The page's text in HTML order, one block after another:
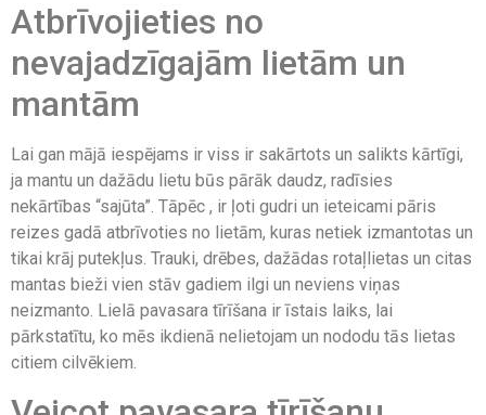
Atbrīvojieties no
nevajadzīgajām lietām un
mantām
Lai gan mājā iespējams ir viss ir sakārtots un salikts kārtīgi,
ja mantu un dažādu lietu būs pārāk daudz, radīsies
nekārtības “sajūta”. Tāpēc , ir ļoti gudri un ieteicami pāris
reizes gadā atbrīvoties no lietām, kuras netiek izmantotas un
tikai krāj putekļus. Trauki, drēbes, dažādas rotaļlietas un citas
mantas bieži vien stāv gadiem ilgi un neviens viņas
neizmanto. Lielā pavasara tīrīšana ir īstais laiks, lai
pārkstatītu, ko mēs ikdienā nelietojam un nododu tās lietas
citiem cilvēkiem.